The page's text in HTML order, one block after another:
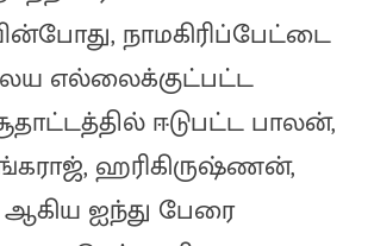
நாமகிரிப்பேட்டை
எல்லைக்குட்பட்ட
ஈடுபட்ட பாலன்,
ஹரிகிருஷ்ணன்,
ஆகிய ஐந்து பேரை